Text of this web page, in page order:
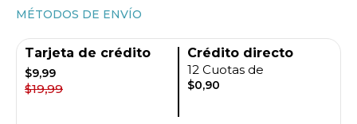
MÉTODOS DE ENVÍO
Tarjeta de crédito
$9,99
$19,99
Crédito directo
12 Cuotas de
$0,90